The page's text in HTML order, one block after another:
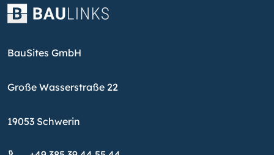
BauSites GmbH
Große Wasserstraße 22
19053 Schwerin